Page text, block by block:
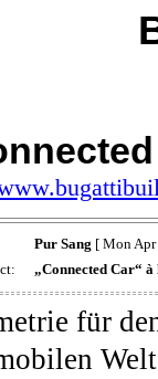
Pur Sang [ Mon
„Connected Car“
für
Welt